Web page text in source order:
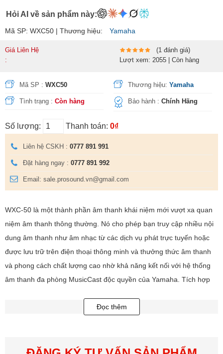
Hỏi AI về sản phẩm này:
Mã SP: WXC50 | Thương hiệu: Yamaha
Giá Liên Hệ
:
(1 đánh giá)
Lượt xem: 2055 | Còn hàng
Mã SP : WXC50 Thương hiệu:Yamaha
Tình trạng : Còn hàng Bảo hành :Chính Hãng
Số lượng: Thanh toán: 0₫
Liên hệ CSKH : 0777 891 991
Đặt hàng ngay : 0777 891 992
Email: sale.prosound.vn@gmail.com
WXC-50 là một thành phần âm thanh khái niệm mới vượt xa quan
niệm âm thanh thông thường. Nó cho phép bạn truy cập nhiều nội
dung âm thanh như âm nhạc từ các dịch vụ phát trực tuyến hoặc
được lưu trữ trên điện thoại thông minh và thưởng thức âm thanh
và phong cách chất lượng cao nhờ khả năng kết nối với hệ thống
âm thanh đa phòng MusicCast độc quyền của Yamaha. Tích hợp
MusicCast thực sự
Đọc thêm